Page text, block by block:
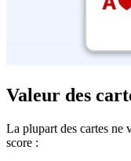
Valeur des
La plupart des cartes ne
score :